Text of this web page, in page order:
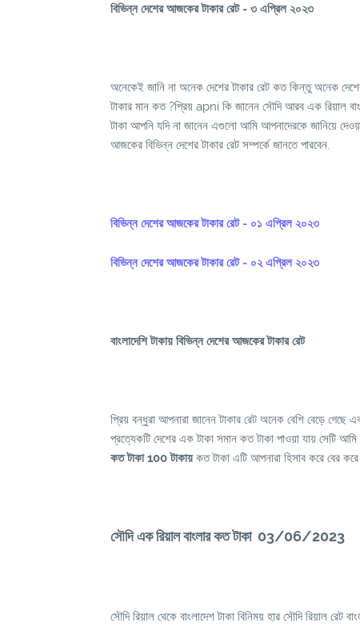
বিভিন্ন দেশের আজকের টাকার রেট - ৩ এপ্রিল ২০২৩
অনেকেই জানি না অনেক দেশের টাকার রেট কত কিন্তু অনেক
টাকার মান কত ?প্রিয় apni কি জানেন সৌদি আরব এক রিয়াল
টাকা আপনি যদি না জানেন এগুলো আমি আপনাদেরকে জানিয়ে
আজকের বিভিন্ন দেশের টাকার রেট সম্পর্কে জানতে পারবেন.
বিভিন্ন দেশের আজকের টাকার রেট - ০১ এপ্রিল ২০২৩
বিভিন্ন দেশের আজকের টাকার রেট - ০২ এপ্রিল ২০২৩
বাংলাদেশি টাকায় বিভিন্ন দেশের আজকের টাকার রেট
প্রিয় বন্ধুরা আপনারা জানেন টাকার রেট অনেক বেশি বেড়ে
প্রত্যেকটি দেশের এক টাকা সমান কত টাকা পাওয়া যায় সেটি
কত টাকা 100 টাকায় কত টাকা এটি আপনারা হিসাব করে বের
সৌদি এক রিয়াল বাংলার কত টাকা 03/06/2023
সৌদি রিয়াল থেকে বাংলাদেশ টাকা বিনিময় হার সৌদি রিয়াল